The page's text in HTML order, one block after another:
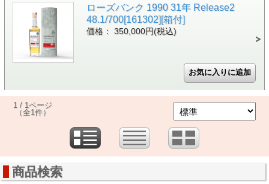
ローズバンク 1990 31年 Release2
48.1/700[161302][箱付]
価格： 350,000円(税込)
1 / 1ページ
（全1件）
商品検索